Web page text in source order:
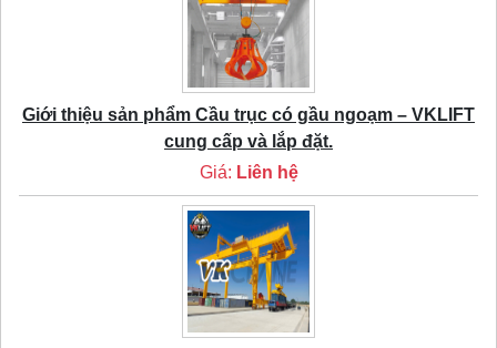
Giới thiệu sản phẩm Cầu trục có gầu ngoạm – VKLIFT
cung cấp và lắp đặt.
Giá: Liên hệ